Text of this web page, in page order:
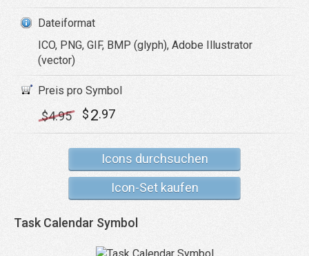
Dateiformat
ICO, PNG, GIF, BMP (glyph), Adobe Illustrator
(vector)
Preis pro Symbol
$4.95 $2.97
Icons durchsuchen
Icon-Set kaufen
Task Calendar Symbol